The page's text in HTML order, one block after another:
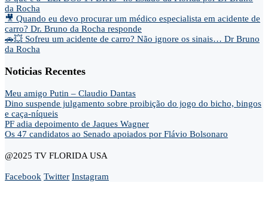
da Rocha
🎥 Quando eu devo procurar um médico especialista em acidente de
carro? Dr. Bruno da Rocha responde
🚗💥 Sofreu um acidente de carro? Não ignore os sinais… Dr Bruno
da Rocha
Noticias Recentes
Meu amigo Putin – Claudio Dantas
Dino suspende julgamento sobre proibição do jogo do bicho, bingos
e caça-níqueis
PF adia depoimento de Jaques Wagner
Os 47 candidatos ao Senado apoiados por Flávio Bolsonaro
@2025 TV FLORIDA USA
Facebook Twitter Instagram